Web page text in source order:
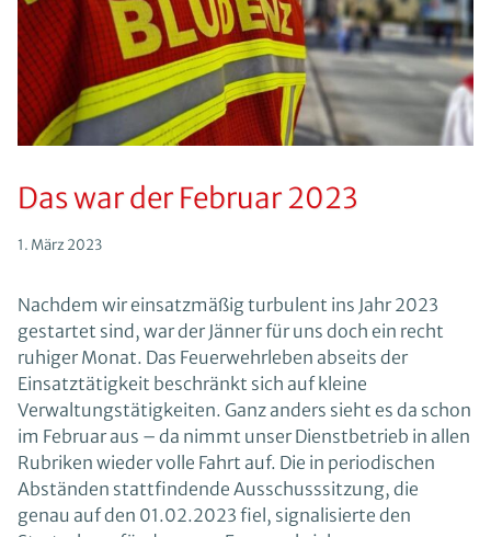
Das war der Februar 2023
1. März 2023
Nachdem wir einsatzmäßig turbulent ins Jahr 2023
gestartet sind, war der Jänner für uns doch ein recht
ruhiger Monat. Das Feuerwehrleben abseits der
Einsatztätigkeit beschränkt sich auf kleine
Verwaltungstätigkeiten. Ganz anders sieht es da schon
im Februar aus – da nimmt unser Dienstbetrieb in allen
Rubriken wieder volle Fahrt auf. Die in periodischen
Abständen stattfindende Ausschusssitzung, die
genau auf den 01.02.2023 fiel, signalisierte den